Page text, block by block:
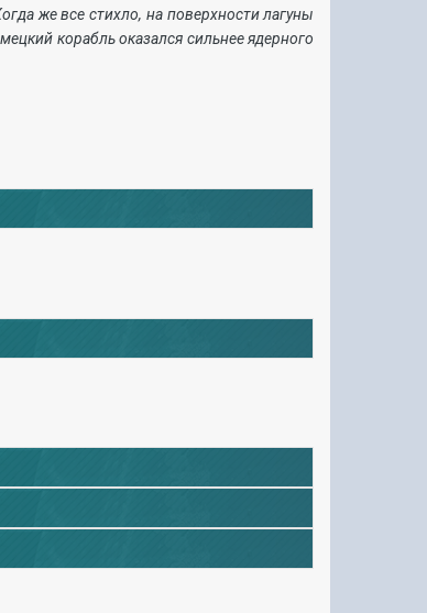
же все стихло, на поверхности лагуны
корабль оказался сильнее ядерного